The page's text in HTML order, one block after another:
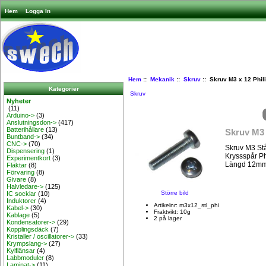
Hem Logga In
Kategorier
Nyheter
(11)
Arduino-> (3)
Anslutningsdon-> (417)
Batterihållare (13)
Buntband-> (34)
CNC-> (70)
Dispensering (1)
Experimentkort (3)
Fläktar (8)
Förvaring (8)
Givare (8)
Halvledare-> (125)
IC socklar (10)
Induktorer (4)
Kabel-> (30)
Kablage (5)
Kondensatorer-> (29)
Kopplingsdäck (7)
Kristaller / oscillatorer-> (33)
Krympslang-> (27)
Kylflänsar (4)
Labbmoduler (8)
Hem:: Mekanik:: Skruv:: Skruv M3 x 12
Skruv
Större bild
Skruv
Skruv M3
Kryssspår
Längd
Artikelnr: m3x12_stl_phi
Fraktvikt: 10g
2 på lager